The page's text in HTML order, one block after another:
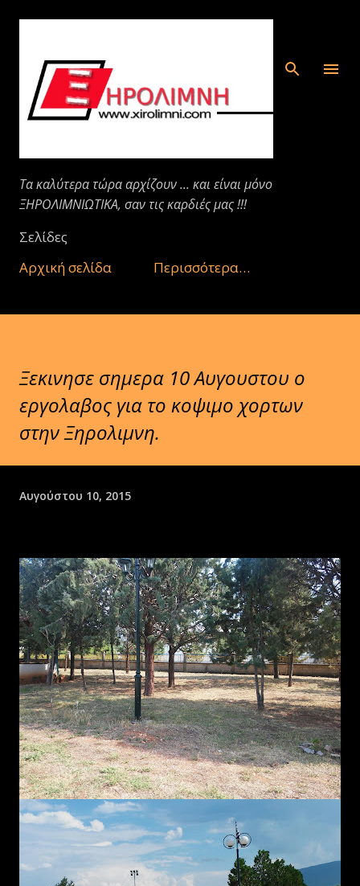
Μετάβαση στο κύριο περιεχόμενο
Τα καλύτερα τώρα αρχίζουν ... και είναι μόνο
ΞΗΡΟΛΙΜΝΙΩΤΙΚΑ, σαν τις καρδιές μας !!!
Σελίδες
Αρχική σελίδα
Περισσότερα…
Ξεκινησε σημερα 10 Αυγουστου ο
εργολαβος για το κοψιμο χορτων
στην Ξηρολιμνη.
Αυγούστου 10, 2015